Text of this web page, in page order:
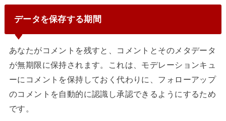
データを保存する期間
あなたがコメントを残すと、コメントとそのメタデータ
が無期限に保持されます。これは、モデレーションキュ
ーにコメントを保持しておく代わりに、フォローアップ
のコメントを自動的に認識し承認できるようにするため
です。